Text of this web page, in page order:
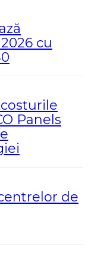
cu
Panels
de